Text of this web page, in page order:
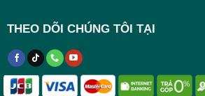
THEO DÕI CHÚNG TÔI TẠI